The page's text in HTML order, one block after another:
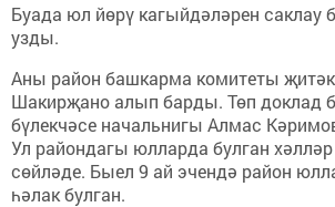
Буада юл йөрү кагыйдәләрен саклау
узды.
Аны район башкарма комитеты
Шакирҗано алып барды. Төп доклад
бүлекчәсе начальнигы Алмас
Ул райондагы юлларда булган
сөйләде. Быел 9 ай эчендә район
һәлак булган.